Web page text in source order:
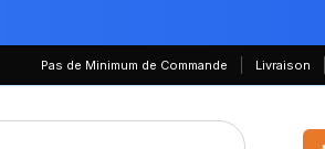
Pas de Minimum de Commande Livraison